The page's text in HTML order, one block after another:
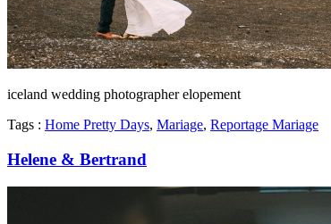
iceland wedding photographer elopement
Tags : Home Pretty Days, Mariage, Reportage Mariage
Helene & Bertrand